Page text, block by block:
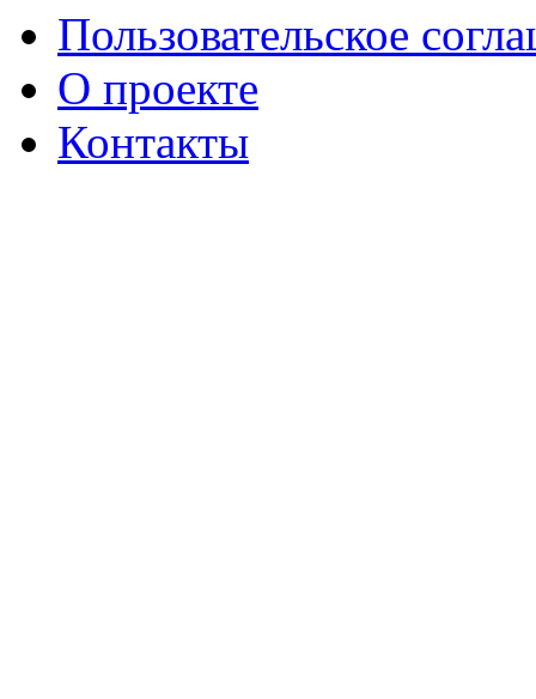
Пользовательское
О проекте
Контакты